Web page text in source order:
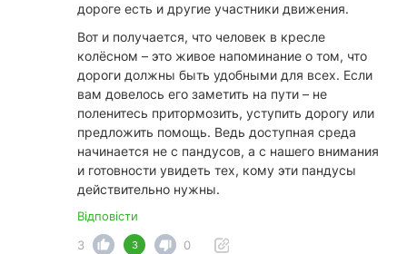
дороге есть и другие участники движения.
Вот и получается, что человек в кресле
колёсном – это живое напоминание о том, что
дороги должны быть удобными для всех. Если
вам довелось его заметить на пути – не
поленитесь притормозить, уступить дорогу или
предложить помощь. Ведь доступная среда
начинается не с пандусов, а с нашего внимания
и готовности увидеть тех, кому эти пандусы
действительно нужны.
Відповісти
3
3 0